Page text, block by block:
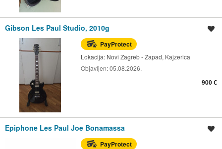
Gibson Les Paul Studio, 2010g
PayProtect
Lokacija: Novi Zagreb - Zapad, Kajzerica
Objavljen:05.08.2026.
900 €
Epiphone Les Paul Joe Bonamassa
PayProtect